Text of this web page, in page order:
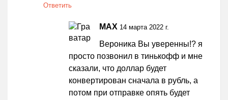
Ответить
MAX 14 марта 2022 г.
Вероника Вы уверенны!? я
просто позвонил в тинькофф и мне
сказали, что доллар будет
конвертирован сначала в рубль, а
потом при отправке опять будет